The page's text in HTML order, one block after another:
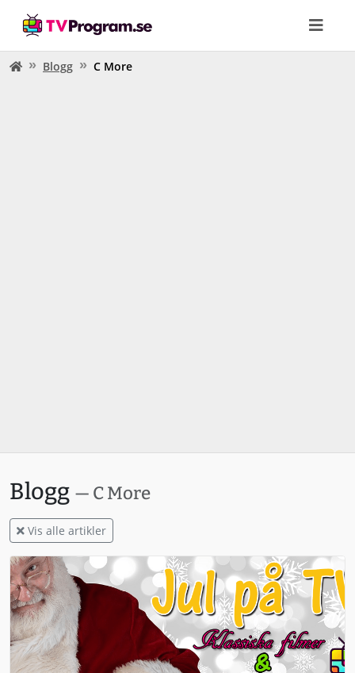
Blogg C More
Blogg — C More
Vis alle artikler